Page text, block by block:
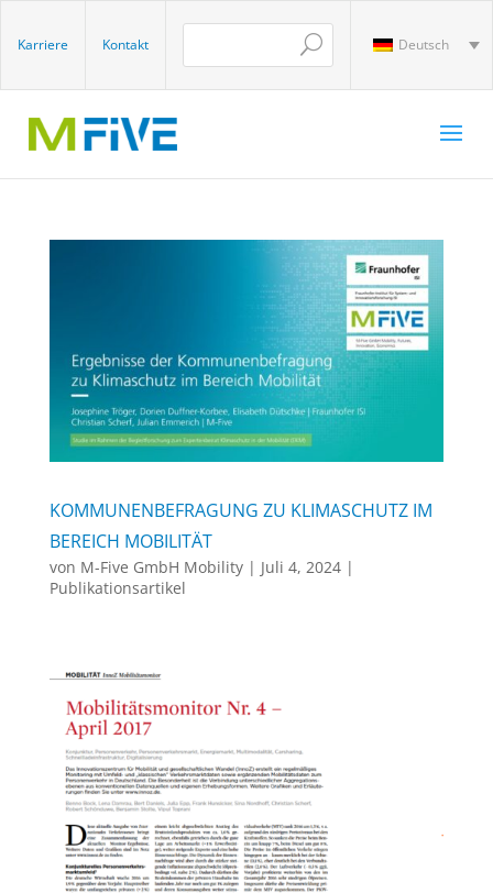
Karriere Kontakt Deutsch
KOMMUNENBEFRAGUNG ZU KLIMASCHUTZ IM
BEREICH MOBILITÄT
von M-Five GmbH Mobility| Juli 4, 2024|
Publikationsartikel